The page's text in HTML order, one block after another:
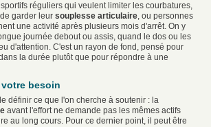
réguliers qui veulent limiter les courbatures,
garder leur souplesse articulaire, ou personnes
une activité après plusieurs mois d'arrêt. On y
journée debout ou assis, quand le dos ou les
d'attention. C'est un rayon de fond, pensé pour
la durée plutôt que pour répondre à une
besoin
définir ce que l'on cherche à soutenir : la
avant l'effort ne demande pas les mêmes actifs
au long cours. Pour ce dernier point, il peut être